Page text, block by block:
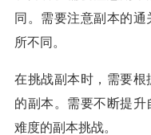
同。需要注意副本的
所不同。
在挑战副本时，需要
的副本。需要不断提
难度的副本挑战。